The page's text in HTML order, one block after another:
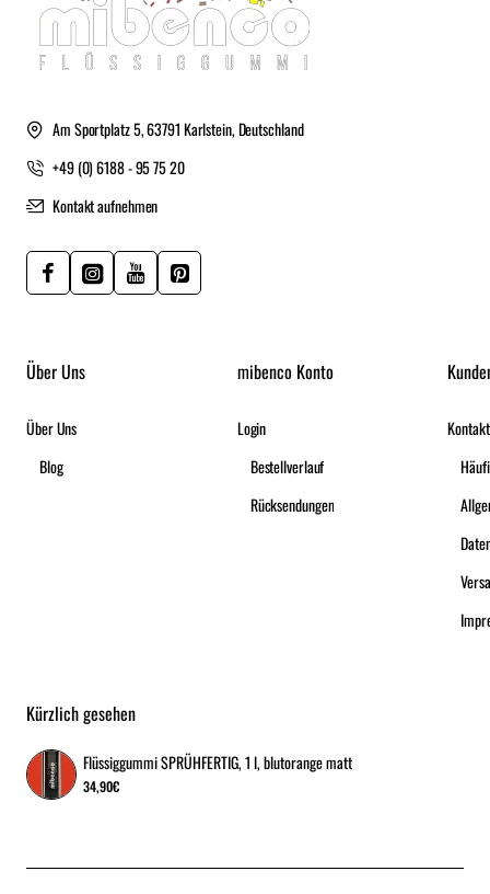
Am Sportplatz 5, 63791 Karlstein, Deutschland
+49 (0) 6188 - 95 75 20
Kontakt aufnehmen
Über Uns
Über Uns
Blog
mibenco Konto
Login
Bestellverlauf
Rücksendungen
Kontakt
Kürzlich gesehen
Flüssiggummi SPRÜHFERTIG, 1 l, blutorange matt
34,90€